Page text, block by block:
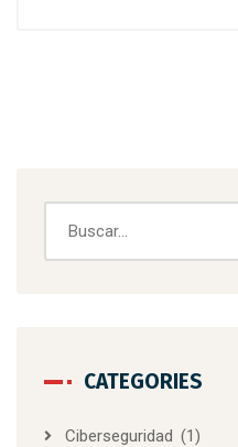
CATEGORIES
Ciberseguridad (1)